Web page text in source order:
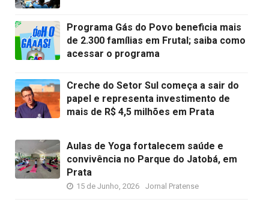
Programa Gás do Povo beneficia mais
de 2.300 famílias em Frutal; saiba como
acessar o programa
Creche do Setor Sul começa a sair do
papel e representa investimento de
mais de R$ 4,5 milhões em Prata
Aulas de Yoga fortalecem saúde e
convivência no Parque do Jatobá, em
Prata
15 de Junho, 2026 Jornal Pratense